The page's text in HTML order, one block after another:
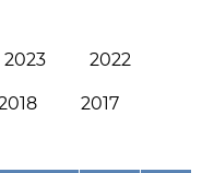
2023 2022
2017